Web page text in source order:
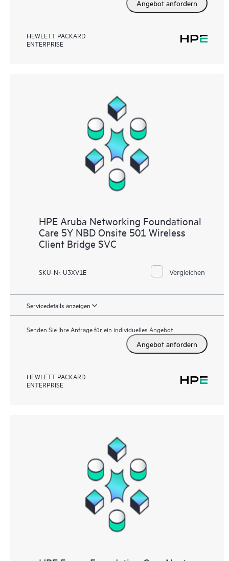
Angebot anfordern
HEWLETT PACKARD
ENTERPRISE
HPE Aruba Networking Foundational
Care 5Y NBD Onsite 501 Wireless
Client Bridge SVC
SKU-Nr. U3XV1E Vergleichen
Servicedetails anzeigen
Senden Sie Ihre Anfrage für ein individuelles Angebot
Angebot anfordern
HEWLETT PACKARD
ENTERPRISE